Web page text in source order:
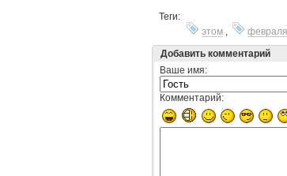
Теги:
этом , февраля
Добавить комментарий
Ваше имя:
Комментарий: